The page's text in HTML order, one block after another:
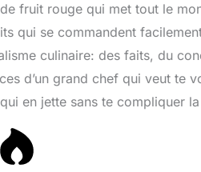
fruit rouge qui met tout le
qui se commandent
culinaire: des faits, du
d’un grand chef qui veut te
en jette sans te compliquer